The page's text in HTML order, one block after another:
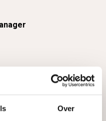
Over